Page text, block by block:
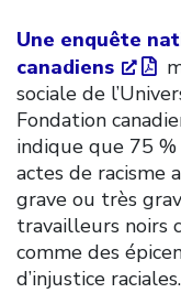
Une enquête
canadiens
sociale de
Fondation
indique que 75
actes de racisme
grave ou très
travailleurs noirs
comme des
d’injustice raciales.